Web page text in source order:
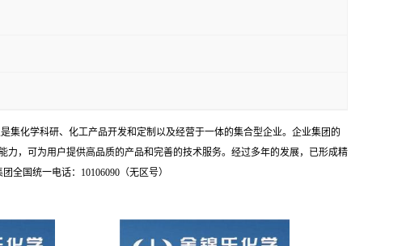
集化学科研、化工产品开发和定制以及经营于一体的集合型企业。企业集团的
，可为用户提供高品质的产品和完善的技术服务。经过多年的发展，已形成精
国统一电话：10106090（无区号）